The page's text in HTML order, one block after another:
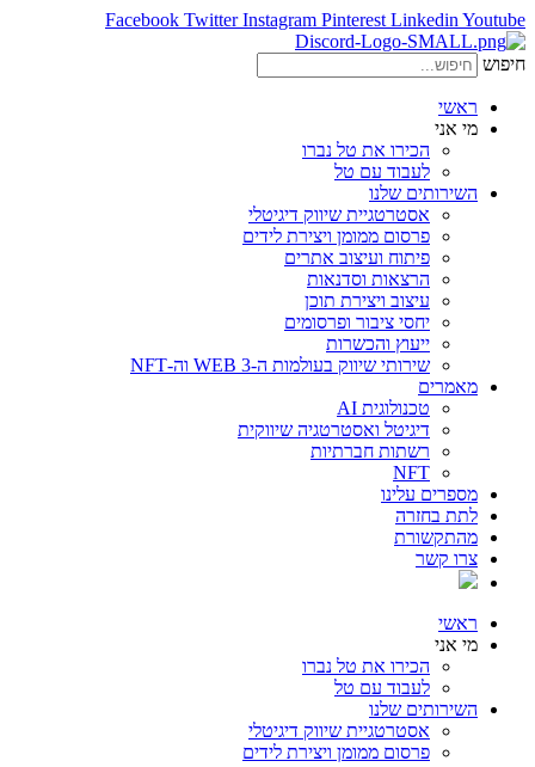
Facebook Twitter Instagram Pinterest Linkedin Youtube
חיפוש
ראשי
מי אני
הכירו את טל נברו
לעבוד עם טל
השירותים שלנו
אסטרטגיית שיווק דיגיטלי
פרסום ממומן ויצירת לידים
פיתוח ועיצוב אתרים
הרצאות וסדנאות
עיצוב ויצירת תוכן
יחסי ציבור ופרסומים
ייעוץ והכשרות
שירותי שיווק בעולמות ה-WEB 3 וה-NFT
מאמרים
טכנולוגית AI
דיגיטל ואסטרטגיה שיווקית
רשתות חברתיות
NFT
מספרים עלינו
לתת בחזרה
מהתקשורת
צרו קשר
ראשי
מי אני
הכירו את טל נברו
לעבוד עם טל
השירותים שלנו
אסטרטגיית שיווק דיגיטלי
פרסום ממומן ויצירת לידים